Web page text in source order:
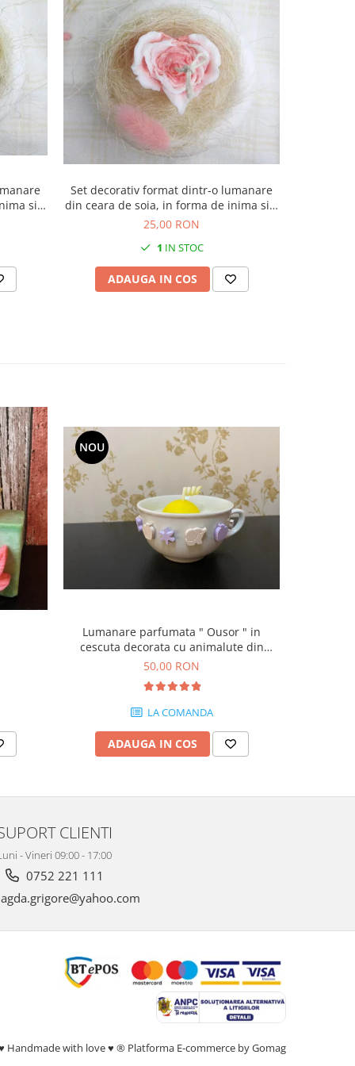
si o
Set decorativ format dintr-o lumanare
din ceara de soia, in forma de inima si o
farfurie rotunda din ceramica.
25,00 RON
1 IN STOC
ADAUGA IN COS
NOU
Lumanare parfumata " Ousor " in
cescuta decorata cu animalute din
ceramica.
50,00 RON
LA COMANDA
ADAUGA IN COS
CLIENTI
- Vineri 09:00 - 17:00
0752 221 111
Handmade with love ♥ ® Platforma E-commerce by Gomag